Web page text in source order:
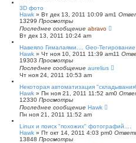
3D фото
Hawk » Вт дек 13, 2011 10:09 am1
13299 Просмотры
Последнее сообщение abravo
Вт дек 13, 2011 10:24 am
Навеяло Гималаями.... Geo-Тегирование
Hawk » Чт ноя 10, 2011 11:39 am11
19303 Просмотры
Последнее сообщение aurelius
Чт ноя 24, 2011 10:53 am
Некоторая автоматизация
Hawk » Пн ноя 21, 2011 11:52 am0
12330 Просмотры
Последнее сообщение Hawk
Пн ноя 21, 2011 11:52 am
Linux и поиск "похожих" фотографий....
Hawk » Пт окт 14, 2011 4:03 pm0
13848 Просмотры